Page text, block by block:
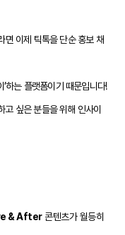
면 이제 틱톡을 단순 홍보 채
’하는 플랫폼이기 때문입니다!
싶은 분들을 위해 인사이
& After콘텐츠가 월등히